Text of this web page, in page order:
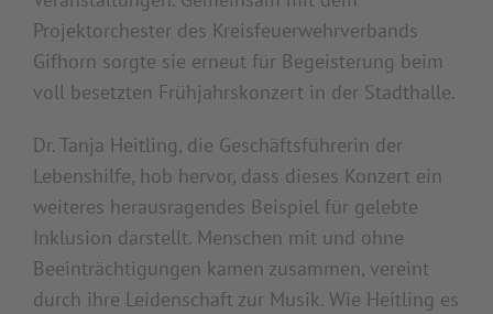
Projektorchester des Kreisfeuerwehrverbands
Gifhorn sorgte sie erneut für Begeisterung beim
voll besetzten Frühjahrskonzert in der Stadthalle.
Dr. Tanja Heitling, die Geschäftsführerin der
Lebenshilfe, hob hervor, dass dieses Konzert ein
weiteres herausragendes Beispiel für gelebte
Inklusion darstellt. Menschen mit und ohne
Beeinträchtigungen kamen zusammen, vereint
durch ihre Leidenschaft zur Musik. Wie Heitling es